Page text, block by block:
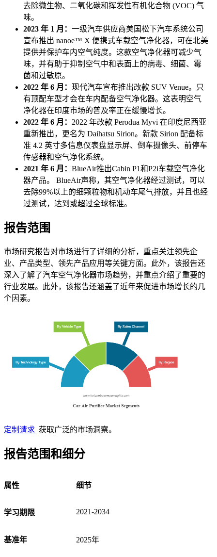
去除微生物、二氧化碳和挥发性有机化合物 (VOC) 气
味。
2023 年 1 月： 一级汽车供应商美国松下汽车系统公司
宣布推出 nanoe™ X 便携式车载空气净化器，可在北美
提供并保护车内空气纯度。这款空气净化器可减少气
味，并有助于抑制空气中和表面上的病毒、细菌、霉
菌和过敏原。
2022 年 6 月： 现代汽车宣布推出改款 SUV Venue。只
有顶配车型才会在车内配备空气净化器。这表明空气
净化器在印度市场的普及率正在缓慢增长。
2022 年 6 月： 2022 年改款 Perodua Myvi 在印度尼西亚
重新推出，更名为 Daihatsu Sirion。新款 Sirion 配备标
准 4.2 英寸多信息仪表盘显示屏、倒车摄像头、前停车
传感器和空气净化系统。
2021 年 6 月： BlueAir推出Cabin P1和P2i车载空气净化
器产品。 BlueAir声称，其空气净化器经过测试，可以
去除99%以上的细颗粒物和机动车尾气排放，并且也经
过测试，达到或超过全球标准。
报告范围
市场研究报告对市场进行了详细的分析，重点关注领先企
业、产品类型、领先产品应用等关键方面。此外，该报告还
深入了解了汽车空气净化器市场趋势，并重点介绍了重要的
行业发展。此外，该报告还涵盖了近年来促进市场增长的几
个因素。
定制请求 获取广泛的市场洞察。
报告范围和细分
属性 细节
学习期限 2021-2034
基准年 2025年